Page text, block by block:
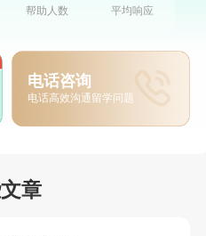
帮助人数
平均响应
电话咨询
电话高效沟通留学问题
章